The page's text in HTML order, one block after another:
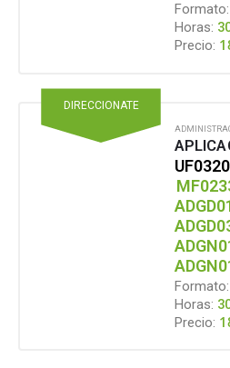
Formato:
Horas:
Precio:
DIRECCIONATE
UF0320
Formato:
Horas:
Precio: